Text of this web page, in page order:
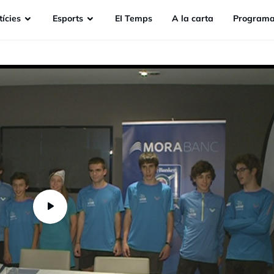
Esports EI Temps A la carta